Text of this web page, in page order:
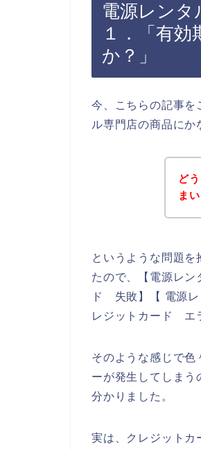
電源レンタ
１．「有
か？」
今、こちらの記事を
ル専門店の商品にか
ど
ま
というような問題を
たので、【電源レン
ド 失敗】【 電源
レジットカード エ
そのような感じで色
ーが発生してしまう
分かりました。
実は、クレジットカ